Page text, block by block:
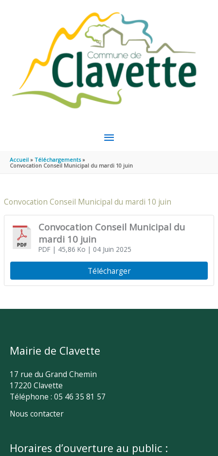
MENU
PRINCIPAL
Accueil
Téléchargements
Convocation Conseil Municipal du mardi 10 juin
Convocation Conseil Municipal du mardi 10 juin
Convocation Conseil Municipal du
mardi 10 juin
PDF| 45,86 Ko | 04 Juin 2025
Télécharger
Mairie de Clavette
17 rue du Grand Chemin
17220 Clavette
Téléphone : 05 46 35 81 57
Nous contacter
Horaires d’ouverture au public :